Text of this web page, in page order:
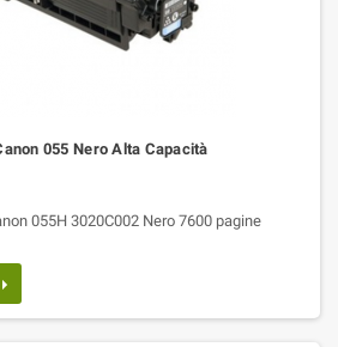
055 Nero Alta Capacità
055H 3020C002 Nero 7600 pagine